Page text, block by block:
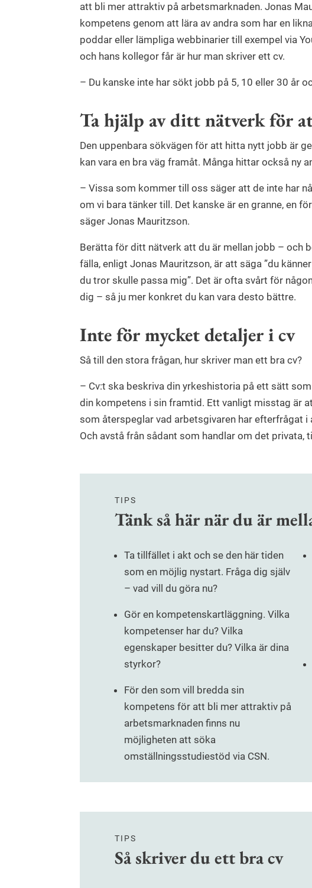
att bli mer attraktiv på arbets­­marknaden. Jonas
kompetens genom att lära av andra som har en
poddar eller lämpliga webbinarier till exempel via
och hans kollegor får är hur man skriver ett cv.
– Du kanske inte har sökt jobb på 5, 10 eller 30 år
Ta hjälp av ditt nätverk för
Den uppenbara sökvägen för att hitta nytt jobb är
kan vara en bra väg framåt. Många hittar också ny
– Vissa som kommer till oss säger att de inte har
om vi bara tänker till. Det kanske är en granne, en
säger Jonas Mauritzson.
Berätta för ditt nätverk att du är mellan jobb – och
fälla, enligt Jonas Mauritzson, är att säga ”du
du tror skulle passa mig”. Det är ofta svårt för
dig – så ju mer konkret du kan vara desto bättre.
Inte för mycket detaljer i cv
Så till den stora frågan, hur skriver man ett bra cv?
– Cv:t ska beskriva din yrkeshistoria på ett sätt
din kompetens i sin framtid. Ett vanligt misstag är
som återspeglar vad arbetsgivaren har efterfrågat
Och avstå från sådant som handlar om det privata,
TIPS
Tänk så här när du är
Ta tillfället i akt och se den här tiden
som en möjlig nystart. Fråga dig själv
– vad vill du göra nu?
Gör en kompetenskartläggning. Vilka
kompetenser har du? Vilka
egenskaper besitter du? Vilka är dina
styrkor?
För den som vill bredda sin
kompetens för att bli mer attraktiv på
arbets­­marknaden finns nu
möjligheten att söka
omställningsstudiestöd via CSN.
TIPS
Så skriver du ett bra cv